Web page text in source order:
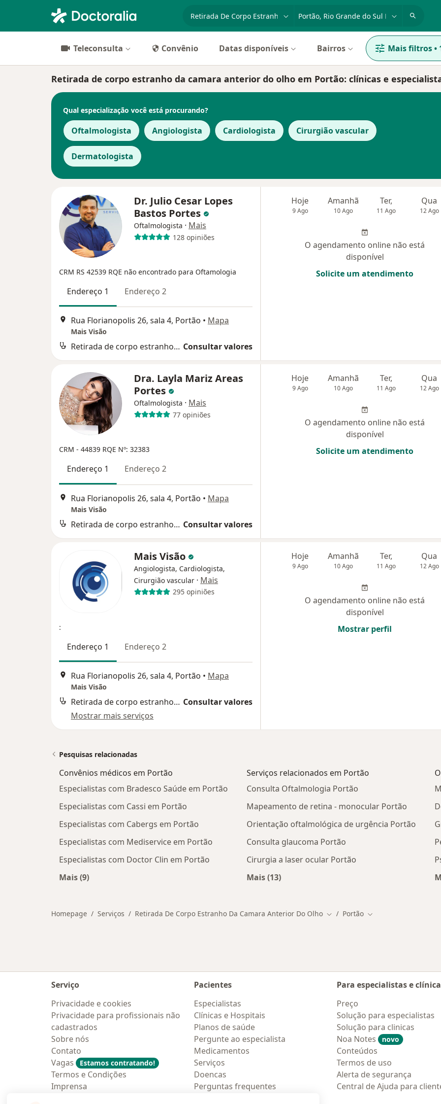
Teleconsulta Convênio Datas disponíveis Bairros Mais filtros•
Retirada de corpo estranho da camara anterior do olho em Portão: clínicas e
Qual especialização você está procurando?
Oftalmologista Angiologista Cardiologista Cirurgião vascular
Dermatologista
Dr. Julio Cesar Lopes
Bastos Portes
Oftalmologista · Mais
128 opiniões
CRM RS 42539 RQE não encontrado para Oftamologia
Endereço 1 Endereço 2
Rua Florianopolis 26, sala 4, Portão • Mapa
Mais Visão
Retirada de corpo estranho da camara anterior do olho Consultar valores
Hoje
9 Ago
Amanhã
10 Ago
Ter,
11 Ago
Qua
12 Ago
O agendamento online não está
disponível
Solicite um atendimento
Dra. Layla Mariz Areas
Portes
Oftalmologista · Mais
77 opiniões
CRM - 44839 RQE Nº: 32383
Endereço 1 Endereço 2
Rua Florianopolis 26, sala 4, Portão • Mapa
Mais Visão
Retirada de corpo estranho da camara anterior do olho Consultar valores
Hoje
9 Ago
Amanhã
10 Ago
Ter,
11 Ago
Qua
12 Ago
O agendamento online não está
disponível
Solicite um atendimento
Mais Visão
Angiologista, Cardiologista,
Cirurgião vascular · Mais
295 opiniões
:
Endereço 1 Endereço 2
Rua Florianopolis 26, sala 4, Portão • Mapa
Mais Visão
Retirada de corpo estranho da camara anterior do olho Consultar valores
Mostrar mais serviços
Hoje
9 Ago
Amanhã
10 Ago
Ter,
11 Ago
Qua
12 Ago
O agendamento online não está
disponível
Mostrar perfil
Pesquisas relacionadas
Convênios médicos em Portão
Especialistas com Bradesco Saúde em Portão
Especialistas com Cassi em Portão
Especialistas com Cabergs em Portão
Especialistas com Mediservice em Portão
Especialistas com Doctor Clin em Portão
Mais (9)
Serviços relacionados em Portão
Consulta Oftalmologia Portão
Mapeamento de retina - monocular Portão
Orientação oftalmológica de urgência Portão
Consulta glaucoma Portão
Cirurgia a laser ocular Portão
Mais (13)
Homepage Serviços Retirada De Corpo Estranho Da Camara Anterior Do Olho Mudar de cidade
Portão Mudar de cidade
Serviço
Privacidade e cookies
Privacidade para profissionais não
cadastrados
Sobre nós
Contato
Vagas
Estamos contratando!
Termos e Condições
Imprensa
Pacientes
Especialistas
Clínicas e Hospitais
Planos de saúde
Pergunte ao especialista
Medicamentos
Serviços
Doencas
Perguntas frequentes
Para especialistas e
Preço
Solução para especialistas
Solução para clinicas
Noa Notes
novo
Conteúdos
Termos de uso
Alerta de segurança
Central de Ajuda para